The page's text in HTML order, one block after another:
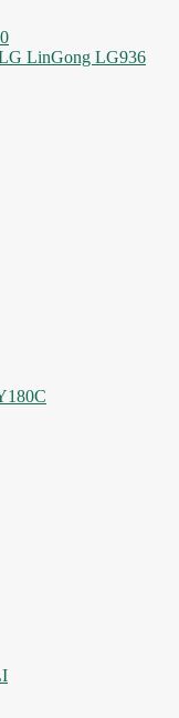
LinGong LG936